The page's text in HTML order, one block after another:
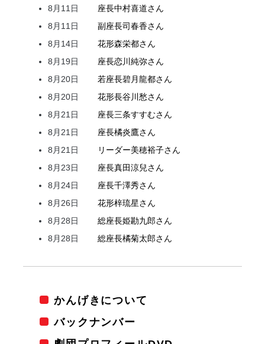
8月11日
座長中村喜道さん
8月11日
副座長司春香さん
8月14日
花形森栄都さん
8月19日
座長恋川純弥さん
8月20日
若座長碧月龍都さん
8月20日
花形長谷川愁さん
8月21日
座長三条すすむさん
8月21日
座長橘炎鷹さん
8月21日
リーダー美穂裕子さん
8月23日
座長真田涼兒さん
8月24日
座長千澤秀さん
8月26日
花形梓琉星さん
8月28日
総座長姫勘九郎さん
8月28日
総座長橘菊太郎さん
かんげきについて
バックナンバー